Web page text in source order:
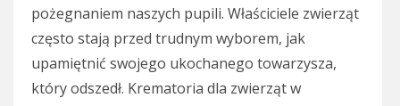
pożegnaniem naszych pupili. Właściciele zwierząt
często stają przed trudnym wyborem, jak
upamiętnić swojego ukochanego towarzysza,
który odszedł. Krematoria dla zwierząt w